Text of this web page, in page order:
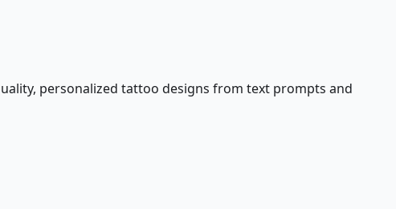
personalized tattoo designs from text prompts and